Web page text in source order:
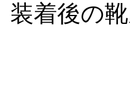
装着後の